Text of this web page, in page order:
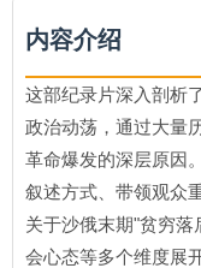
内容介绍
这部纪录片深入剖析
政治动荡，通过大量
革命爆发的深层原因
叙述方式、带领观众
关于沙俄末期"贫穷
会心态等多个维度展